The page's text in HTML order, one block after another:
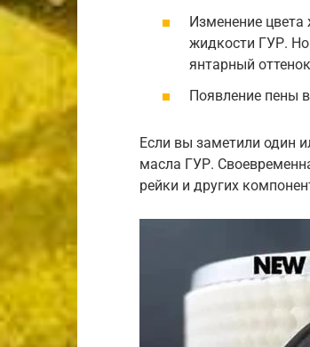
Изменение цвета
жидкости ГУР.
янтарный
Появление пены
Если вы заметили один
масла ГУР.
рейки и других